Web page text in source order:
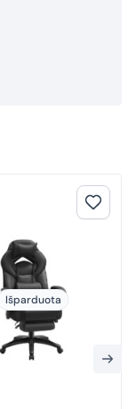
Išparduota